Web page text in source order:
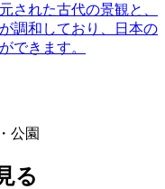
された古代の景観と、
調和しており、日本の
できます。
公園
る